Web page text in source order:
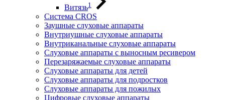
Витязь1
Система CROS
Заушные слуховые аппараты
Внутриушные слуховые аппараты
Внутриканальные слуховые аппараты
Слуховые аппараты с выносным ресивером
Перезаряжаемые слуховые аппараты
Слуховые аппараты для детей
Слуховые аппараты для подростков
Слуховые аппараты для пожилых
Цифровые слуховые аппараты